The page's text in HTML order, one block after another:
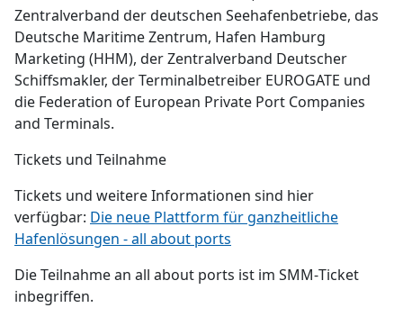
Zentralverband der deutschen Seehafenbetriebe, das
Deutsche Maritime Zentrum, Hafen Hamburg
Marketing (HHM), der Zentralverband Deutscher
Schiffsmakler, der Terminalbetreiber EUROGATE und
die Federation of European Private Port Companies
and Terminals.
Tickets und Teilnahme
Tickets und weitere Informationen sind hier
verfügbar: Die neue Plattform für ganzheitliche
Hafenlösungen - all about ports
Die Teilnahme an all about ports ist im SMM‑Ticket
inbegriffen.